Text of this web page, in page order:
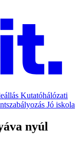
Kutatóhálózati
Jó iskola
nyúl